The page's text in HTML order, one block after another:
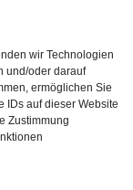
wir Technologien
und/oder darauf
ermöglichen Sie
IDs auf dieser Website
Zustimmung